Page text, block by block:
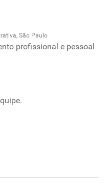
São Paulo
profissional e pessoal